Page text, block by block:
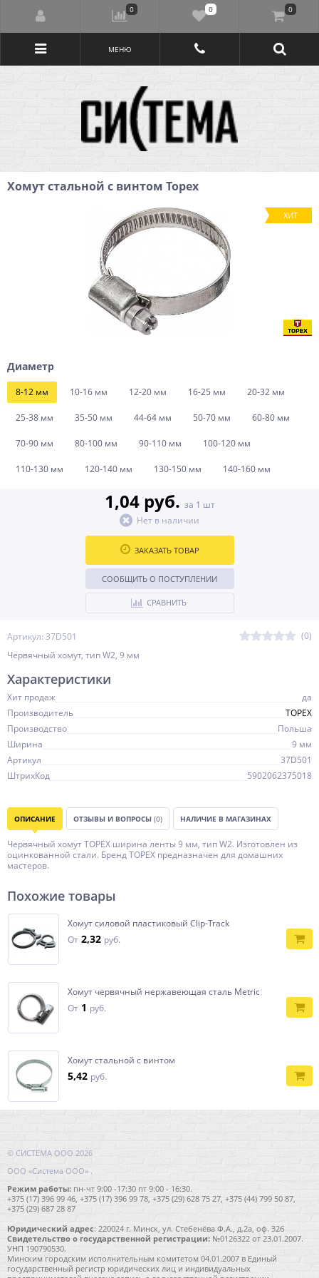
МЕНЮ
Хомут стальной с винтом Topex
ХИТ
Артикул: 37D501
(0)
Червячный хомут, тип W2, 9 мм
Диаметр
8-12 мм 10-16 мм 12-20 мм 16-25 мм 20-32 мм
25-38 мм 35-50 мм 44-64 мм 50-70 мм 60-80 мм
70-90 мм 80-100 мм 90-110 мм 100-120 мм
110-130 мм 120-140 мм 130-150 мм 140-160 мм
1,04 руб. за 1 шт
Нет в наличии
ЗАКАЗАТЬ ТОВАР
СООБЩИТЬ О ПОСТУПЛЕНИИ
СРАВНИТЬ
Характеристики
Хит продаж
да
Производитель
TOPEX
Производство
Польша
Ширина
9 мм
Артикул
37D501
ШтрихКод
5902062375018
ОПИСАНИЕ ОТЗЫВЫ И ВОПРОСЫ (0) НАЛИЧИЕ В МАГАЗИНАХ
Червячный хомут TOPEX ширина ленты 9 мм, тип W2. Изготовлен из
оцинкованной стали. Бренд TOPEX предназначен для домашних
мастеров.
Похожие товары
Хомут силовой пластиковый Clip-Track
От 2,32 руб.
Хомут червячный нержавеющая сталь Metric
От 1 руб.
Хомут стальной с винтом
5,42 руб.
© СИСТЕМА ООО 2026
ООО «Система ООО» .
Режим работы: пн-чт 9:00 -17:30 пт 9:00 - 16:30.
+375 (17) 396 99 46, +375 (17) 396 99 78, +375 (29) 628 75 27, +375 (44) 799 50 87,
+375 (29) 687 28 87
Юридический адрес: 220024 г. Минск, ул. Стебенёва Ф.А., д.2а, оф. 32б
Свидетельство о государственной регистрации: №0126322 от 23.01.2007.
УНП 190790530.
Минским городским исполнительным комитетом 04.01.2007 в Единый
государственный регистр юридических лиц и индивидуальных
0 0 0